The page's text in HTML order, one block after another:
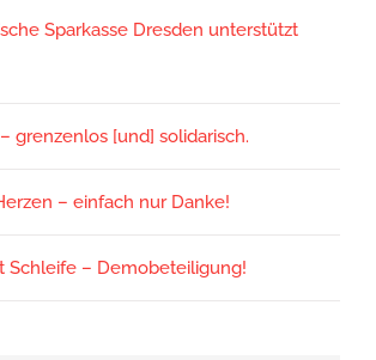
Sparkasse Dresden unterstützt
grenzenlos [und] solidarisch.
– einfach nur Danke!
Schleife – Demobeteiligung!